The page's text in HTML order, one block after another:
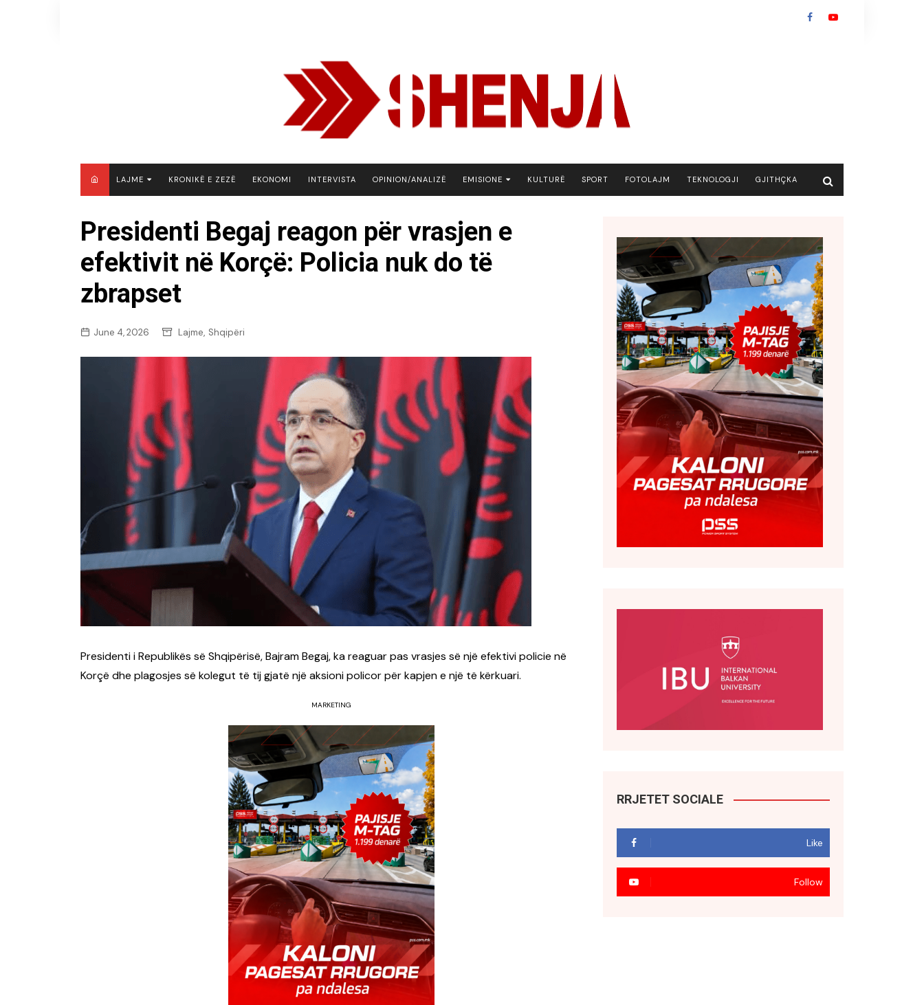
LAJME
KOSOVË
SHQIPËRI
BOTË
KRONIKË E ZEZË EKONOMI INTERVISTA OPINION/ANALIZË EMISIONE
BOTA NE FOKUS
EKONOMIKS
INTERVISTA EMISION
KONAKU
KU E KISHIM FJALEN
LIGJERATE FETARE
PARADITE ME NE
PIKËPAMJE
RECETA E DITES
RELAKS
RETRO JAVORE
KULTURË SPORT FOTOLAJM TEKNOLOGJI GJITHÇKA
Presidenti Begaj reagon për vrasjen e
efektivit në Korçë: Policia nuk do të
zbrapset
June 4, 2026 Lajme, Shqipëri
Presidenti i Republikës së Shqipërisë, Bajram Begaj, ka reaguar pas vrasjes së një efektivi policie në
Korçë dhe plagosjes së kolegut të tij gjatë një aksioni policor për kapjen e një të kërkuari.
MARKETING
RRJETET SOCIALE
Like
Follow